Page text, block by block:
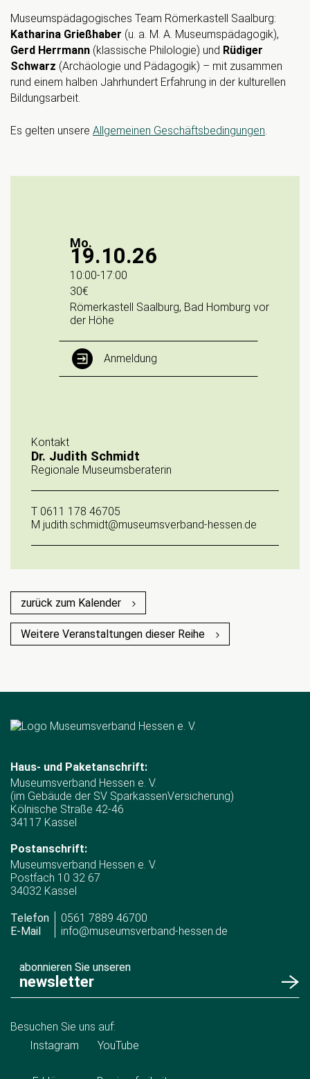
Museumspädagogisches Team Römerkastell Saalburg:
Katharina Grießhaber (u. a. M. A. Museumspädagogik),
Gerd Herrmann (klassische Philologie) und Rüdiger
Schwarz (Archäologie und Pädagogik) – mit zusammen
rund einem halben Jahrhundert Erfahrung in der kulturellen
Bildungsarbeit.
Es gelten unsere Allgemeinen Geschäftsbedingungen
Mo.
19.10.26
10:00-17:00
30€
Römerkastell Saalburg, Bad Homburg vor
der Höhe
Anmeldung
Kontakt
Dr. Judith Schmidt
Regionale Museumsberaterin
T 0611 178 46705
M judith.schmidt@museumsverband-hessen.de
zurück zum Kalender
Weitere Veranstaltungen dieser Reihe
Haus- und Paketanschrift:
Museumsverband Hessen e. V.
(im Gebäude der SV SparkassenVersicherung)
Kölnische Straße 42-46
34117 Kassel
Postanschrift:
Museumsverband Hessen e. V.
Postfach 10 32 67
34032 Kassel
Telefon
0561 7889 46700
E-Mail
info@museumsverband-hessen.de
abonnieren Sie unseren
newsletter
Besuchen Sie uns auf:
Instagram
YouTube